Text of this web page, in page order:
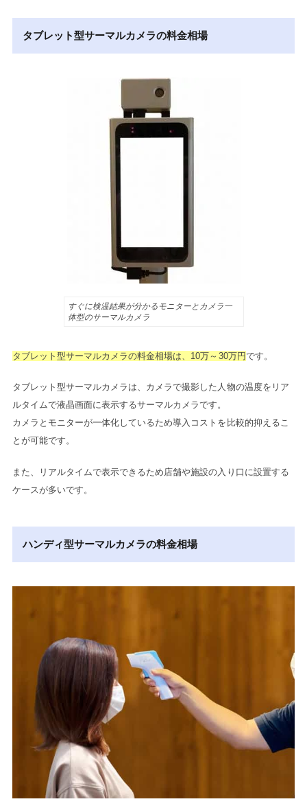
タブレット型サーマルカメラの料金相場
すぐに検温結果が分かるモニターとカメラ一
体型のサーマルカメラ
タブレット型サーマルカメラの料金相場は、10万～30万円です。
タブレット型サーマルカメラは、カメラで撮影した人物の温度をリア
ルタイムで液晶画面に表示するサーマルカメラです。
カメラとモニターが一体化しているため導入コストを比較的抑えるこ
とが可能です。
また、リアルタイムで表示できるため店舗や施設の入り口に設置する
ケースが多いです。
ハンディ型サーマルカメラの料金相場